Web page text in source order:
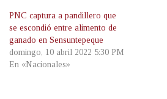
PNC captura a pandillero que
se escondió entre alimento de
ganado en Sensuntepeque
domingo, 10 abril 2022 5:30 PM
En «Nacionales»